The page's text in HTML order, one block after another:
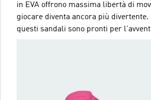
in EVA offrono massima libertà di
giocare diventa ancora più divertente.
questi sandali sono pronti per